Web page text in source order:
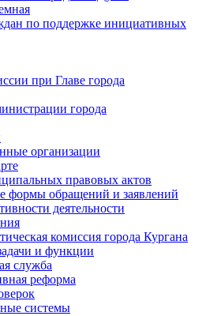
по поддержке инициативных
при Главе города
города
организации
правовых актов
формы обращений и заявлений
деятельности
комиссия города Кургана
и функции
служба
реформа
системы